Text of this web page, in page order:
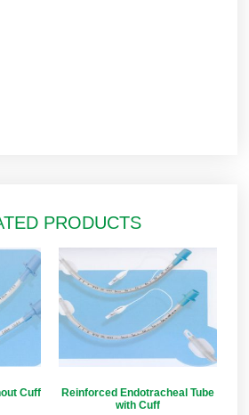
PRODUCTS
Cuff
Reinforced Endotracheal Tube
with Cuff